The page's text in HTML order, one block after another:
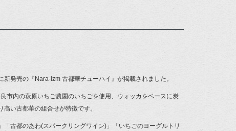
新発売の『Nara-izm 古都華チューハイ』が掲載されました。
市内の萩原いちご農園のいちごを使用、ウォッカをベースに炭
い古都華の組合せが特徴です。
「古都のあわ(スパークリングワイン)」「いちごのヨーグルトリ